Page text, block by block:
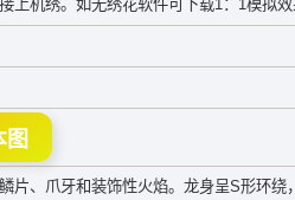
机绣。如无绣花软件可下载1：1模拟效
图
片、爪牙和装饰性火焰。龙身呈S形环